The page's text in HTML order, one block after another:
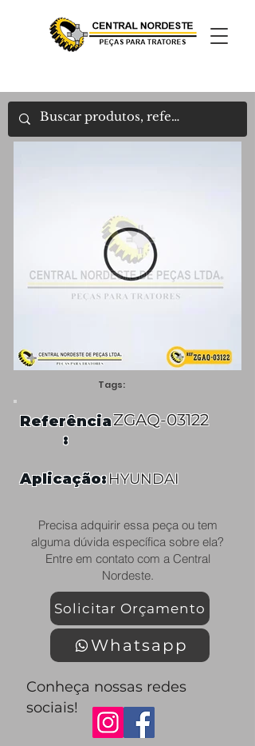
Tags:
Referência
:
ZGAQ-03122
Aplicação:HYUNDAI
Precisa adquirir essa peça ou tem
alguma dúvida específica sobre ela?
Entre em contato com a Central
Nordeste.
Solicitar Orçamento
Whatsapp
Conheça nossas redes
sociais!